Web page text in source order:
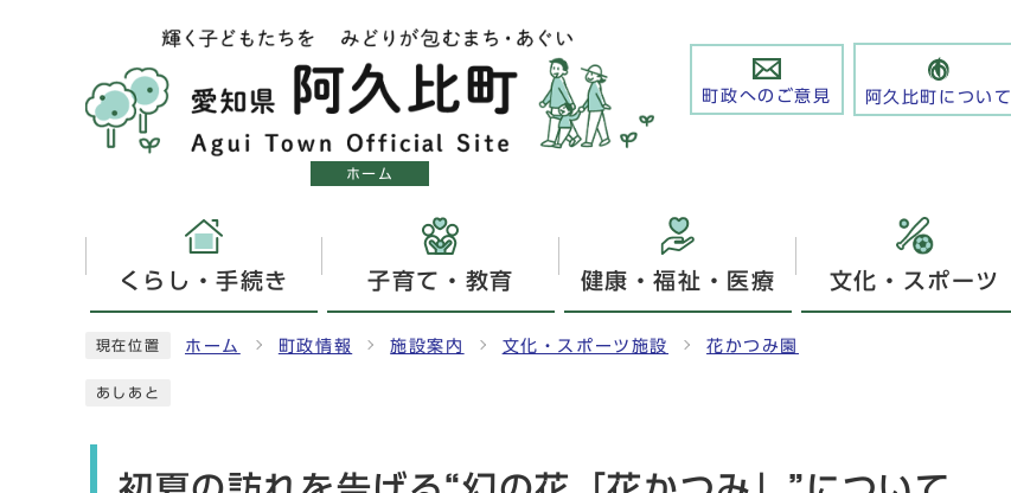
ホーム
町政へのご意見 阿久比町について
くらし・手続き 子育て・教育 健康・福祉・医療 文化・スポーツ
現在位置 ホーム 町政情報 施設案内 文化・スポーツ施設 花かつみ園
あしあと